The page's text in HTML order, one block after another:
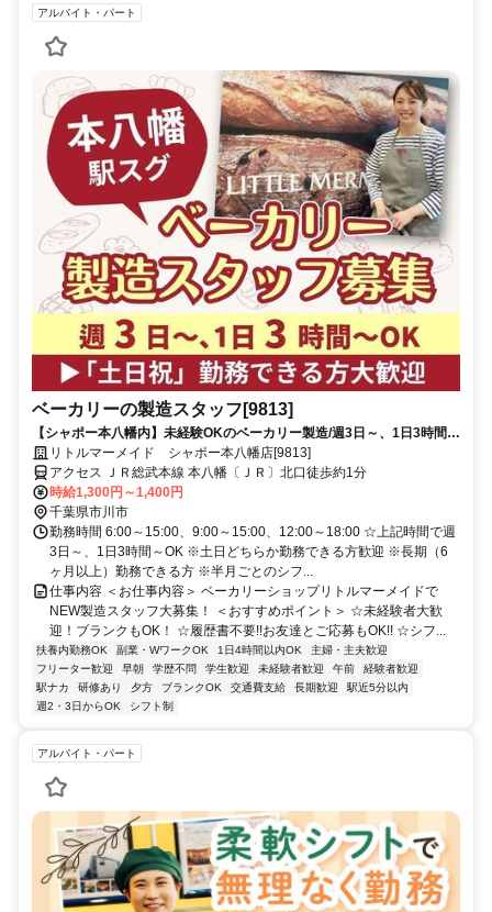
アルバイト・パート
ベーカリーの製造スタッフ[9813]
【シャポー本八幡内】未経験OKのベーカリー製造/週3日～、1日3時間～
OK/早朝・土日祝の手当てもあり♪
リトルマーメイド シャポー本八幡店[9813]
アクセス ＪＲ総武本線 本八幡〔ＪＲ〕北口徒歩約1分
時給1,300円～1,400円
千葉県市川市
勤務時間 6:00～15:00、9:00～15:00、12:00～18:00 ☆上記時間で週
3日～、1日3時間～OK ※土日どちらか勤務できる方歓迎 ※長期（6
ヶ月以上）勤務できる方 ※半月ごとのシフ...
仕事内容 ＜お仕事内容＞ ベーカリーショップリトルマーメイドで
NEW製造スタッフ大募集！ ＜おすすめポイント＞ ☆未経験者大歓
迎！ブランクもOK！ ☆履歴書不要!!お友達とご応募もOK!! ☆シフ...
扶養内勤務OK 副業・WワークOK 1日4時間以内OK
主婦・主夫歓迎
フリーター歓迎
早朝 学歴不問 学生歓迎 未経験者歓迎 午前
経験者歓迎
駅ナカ
研修あり 夕方 ブランクOK 交通費支給 長期歓迎
駅近5分以内
週2・3日からOK
シフト制
アルバイト・パート